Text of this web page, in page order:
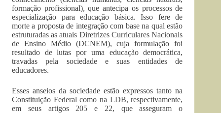
formação profissional), que antecipa os processos de
especialização para educação básica. Isso fere de
morte a proposta de integração com base na qual estão
estruturadas as atuais Diretrizes Curriculares Nacionais
de Ensino Médio (DCNEM), cuja formulação foi
resultado de lutas por uma educação democrática,
travadas pela sociedade e suas entidades de
educadores.
Esses anseios da sociedade estão expressos tanto na
Constituição Federal como na LDB, respectivamente,
em seus artigos 205 e 22, que asseguram o